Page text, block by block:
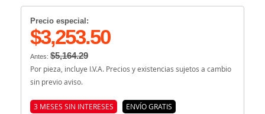
Precio especial:
$3,253.50
Antes: $5,164.29
Por pieza, incluye I.V.A. Precios y existencias sujetos a cambio
sin previo aviso.
3 MESES SIN INTERESES
ENVÍO GRATIS